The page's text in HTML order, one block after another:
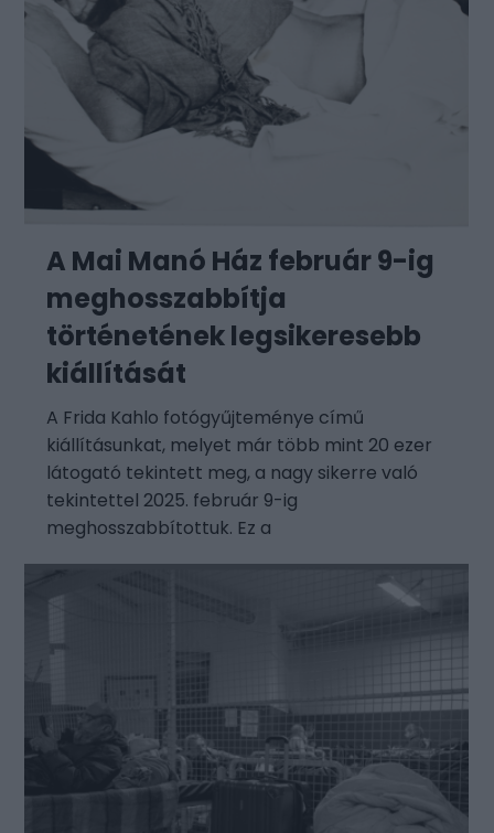
A Mai Manó Ház február 9-ig
meghosszabbítja
történetének legsikeresebb
kiállítását
A Frida Kahlo fotógyűjteménye című
kiállításunkat, melyet már több mint 20 ezer
látogató tekintett meg, a nagy sikerre való
tekintettel 2025. február 9-ig
meghosszabbítottuk. Ez a